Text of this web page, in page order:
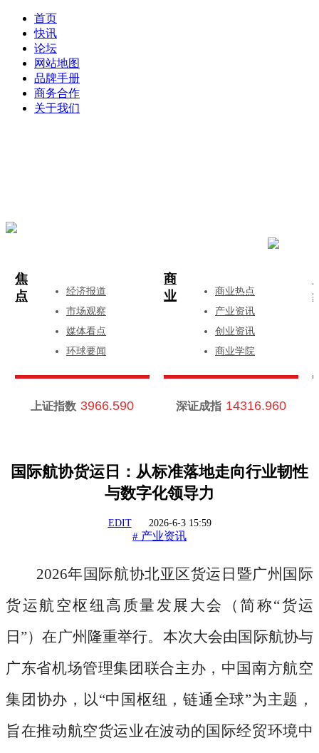
首页
快讯
论坛
网站地图
品牌手册
商务合作
关于我们
焦
点
经济报道
市场观察
媒体看点
环球要闻
商
业
商业热点
产业资讯
创业资讯
商业学院
上证指数 3966.590 深证成指 14316.960
国际航协货运日：从标准落地走向行业韧性
与数字化领导力
EDIT 2026-6-3 15:59
# 产业资讯
2026年国际航协北亚区货运日暨广州国际
货运航空枢纽高质量发展大会（简称“货运
日”）在广州隆重举行。本次大会由国际航协与
广东省机场管理集团联合主办，中国南方航空
集团协办，以“中国枢纽，链通全球”为主题，
旨在推动航空货运业在波动的国际经贸环境中